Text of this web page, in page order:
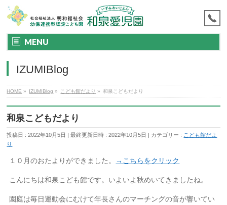
MENU
IZUMIBlog
HOME » IZUMIBlog » こども館だより » 和泉こどもだより
和泉こどもだより
投稿日 : 2022年10月5日 最終更新日時 : 2022年10月5日 カテゴリー : こども館だよ
り
１０月のおたよりができました。 →こちらをクリック
こんにちは和泉こども館です。いよいよ秋めいてきましたね。
園庭は毎日運動会にむけて年長さんのマーチングの音が響いてい